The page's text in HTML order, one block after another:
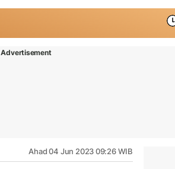
Advertisement
Ahad 04 Jun 2023 09:26 WIB